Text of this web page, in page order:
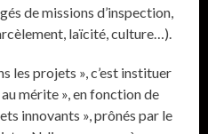
de missions d’inspection,
laïcité, culture…).
les projets », c’est instituer
mérite », en fonction de
innovants », prônés par le